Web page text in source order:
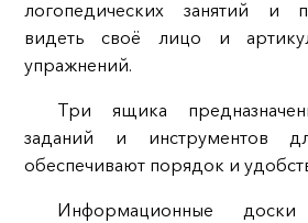
логопедических занятий и
видеть своё лицо и
упражнений.
Три ящика
заданий и инструментов
обеспечивают порядок и
Информационные